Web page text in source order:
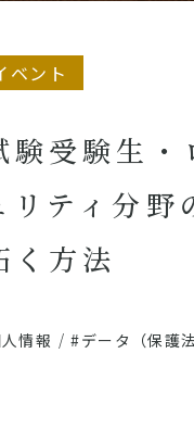
ベント
験受験生
リティ分
く方法
情報 /#データ（保護